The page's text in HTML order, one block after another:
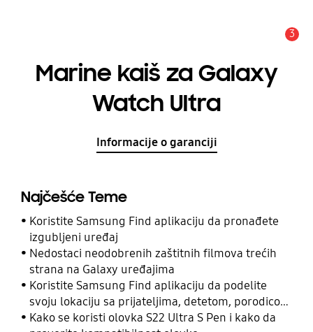
3
Marine kaiš za Galaxy
Watch Ultra
Informacije o garanciji
Najčešće Teme
Koristite Samsung Find aplikaciju da pronađete
izgubljeni uređaj
Nedostaci neodobrenih zaštitnih filmova trećih
strana na Galaxy uređajima
Koristite Samsung Find aplikaciju da podelite
svoju lokaciju sa prijateljima, detetom, porodicom
i drugim kontaktima
Kako se koristi olovka S22 Ultra S Pen i kako da